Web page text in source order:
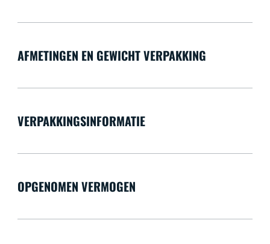
AFMETINGEN EN GEWICHT VERPAKKING
VERPAKKINGSINFORMATIE
OPGENOMEN VERMOGEN